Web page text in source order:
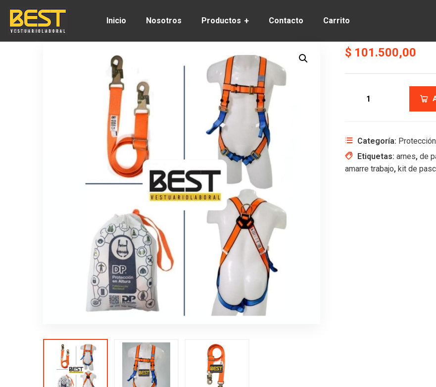
Inicio Nosotros Productos Contacto Carrito
$ 101.500,00
Categoría:
Etiquetas: arnes, de
amarre trabajo, kit de